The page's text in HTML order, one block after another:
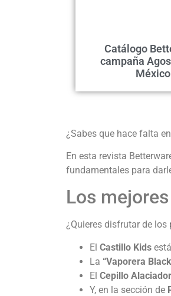
Catálogo
campaña
México
¿Sabes que hace falta
En esta revista
fundamentales para
Los
¿Quieres disfrutar de los
El Castillo Kids
La “Vaporera
El Cepillo Alaciador
Y, en la sección de